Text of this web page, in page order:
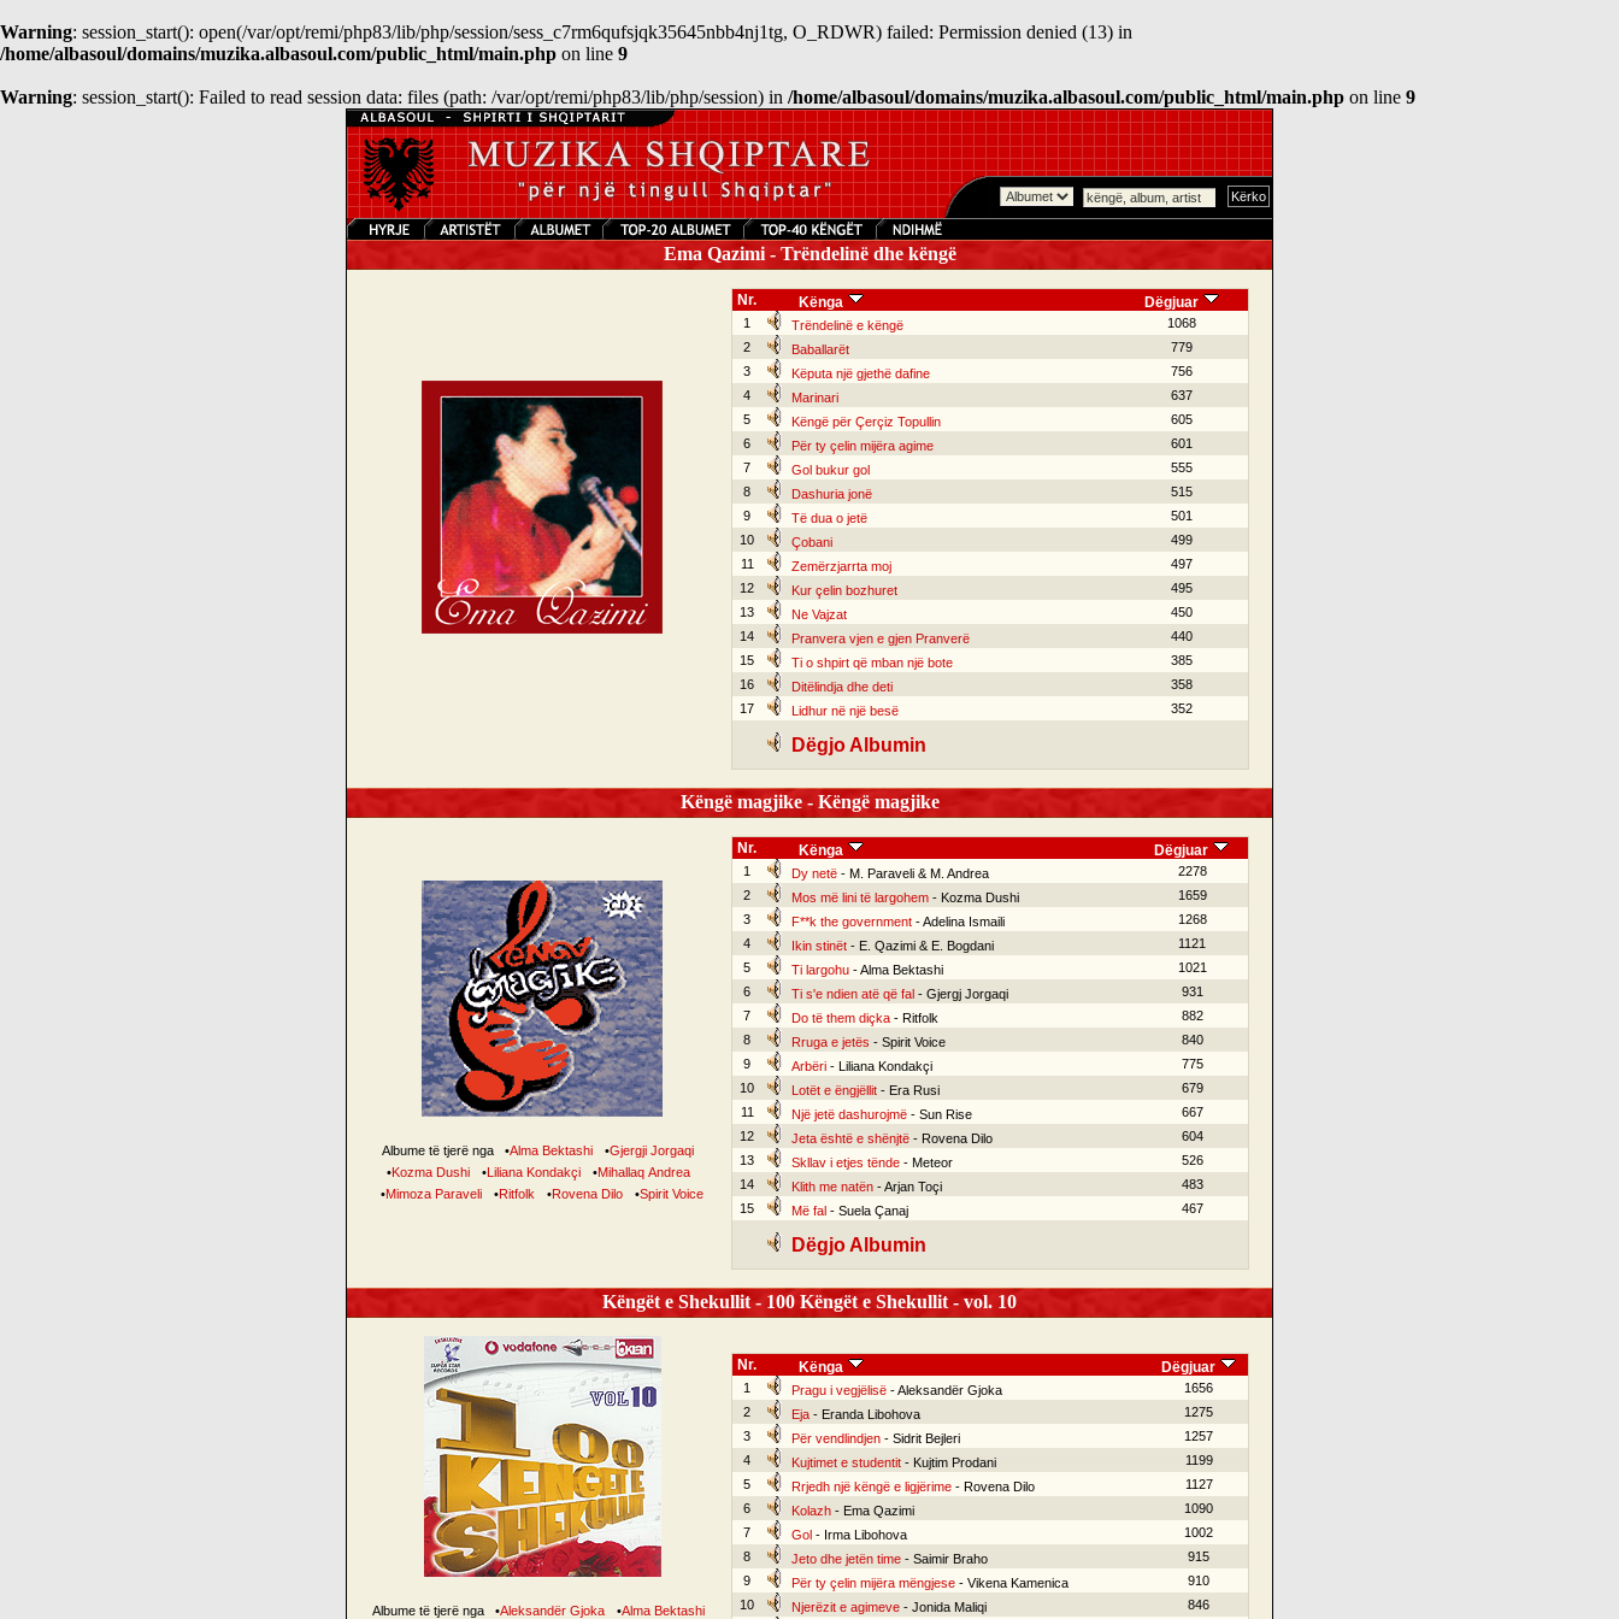
Warning: session_start(): open(/var/opt/remi/php83/lib/php/session/sess_c7rm6qufsjqk35645nbb4nj1tg, O_RDWR) failed: Permission denied (13) in
/home/albasoul/domains/muzika.albasoul.com/public_html/main.php on line 9
Warning: session_start(): Failed to read session data: files (path: /var/opt/remi/php83/lib/php/session) in /home/albasoul/domains/muzika.albasoul.com/public_html/main.php on line 9
Ema Qazimi - Trëndelinë dhe këngë
Nr. Kënga Dëgjuar
1 Trëndelinë e këngë
1068
2
Baballarët
779
3
Këputa një gjethë dafine
756
4
Marinari
637
5
Këngë për Çerçiz Topullin
605
6
Për ty çelin mijëra agime
601
7
Gol bukur gol
555
8
Dashuria jonë
515
9
Të dua o jetë
501
10
Çobani
499
11
Zemërzjarrta moj
497
12
Kur çelin bozhuret
495
13
Ne Vajzat
450
14
Pranvera vjen e gjen Pranverë
440
15
Ti o shpirt që mban një bote
385
16
Ditëlindja dhe deti
358
17
Lidhur në një besë 352
Dëgjo Albumin
Këngë magjike - Këngë magjike
Albume të tjerë nga •Alma Bektashi •Gjergji Jorgaqi
•Kozma Dushi •Liliana Kondakçi •Mihallaq Andrea
•Mimoza Paraveli •Ritfolk •Rovena Dilo •Spirit Voice
Nr. Kënga Dëgjuar
1 Dy netë- M. Paraveli & M. Andrea
2278
2
Mos më lini të largohem- Kozma Dushi
1659
3
F**k the government- Adelina Ismaili
1268
4
Ikin stinët- E. Qazimi & E. Bogdani
1121
5
Ti largohu- Alma Bektashi
1021
6
Ti s'e ndien atë që fal- Gjergj Jorgaqi
931
7
Do të them diçka- Ritfolk
882
8
Rruga e jetës - Spirit Voice
840
9
Arbëri- Liliana Kondakçi
775
10
Lotët e ëngjëllit- Era Rusi
679
11
Një jetë dashurojmë- Sun Rise
667
12
Jeta është e shënjtë- Rovena Dilo
604
13
Skllav i etjes tënde- Meteor
526
14
Klith me natën- Arjan Toçi
483
15
Më fal- Suela Çanaj 467
Dëgjo Albumin
Këngët e Shekullit - 100 Këngët e Shekullit - vol. 10
Albume të tjerë nga •Aleksandër Gjoka •Alma Bektashi
Nr. Kënga Dëgjuar
1 Pragu i vegjëlisë- Aleksandër Gjoka
1656
2
Eja- Eranda Libohova
1275
3
Për vendlindjen- Sidrit Bejleri
1257
4
Kujtimet e studentit- Kujtim Prodani
1199
5
Rrjedh një këngë e ligjërime- Rovena Dilo
1127
6
Kolazh- Ema Qazimi
1090
7
Gol- Irma Libohova
1002
8
Jeto dhe jetën time- Saimir Braho
915
9
Për ty çelin mijëra mëngjese- Vikena Kamenica
910
10
Njerëzit e agimeve- Jonida Maliqi 846